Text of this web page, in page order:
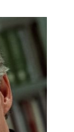
бебу
која
би? Што